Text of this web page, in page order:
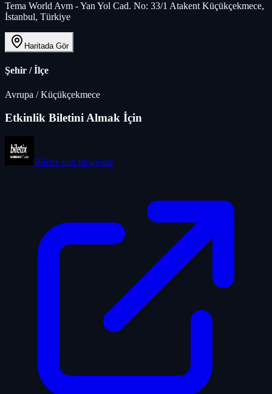
Tema World Avm - Yan Yol Cad. No: 33/1 Atakent Küçükçekmece,
İstanbul, Türkiye
Haritada Gör
Şehir / İlçe
Avrupa /Küçükçekmece
Etkinlik Biletini Almak İçin
Biletix için tıklayınız